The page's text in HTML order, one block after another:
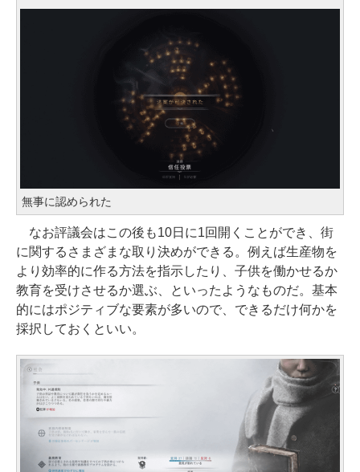
無事に認められた
なお評議会はこの後も10日に1回開くことができ、街
に関するさまざまな取り決めができる。例えば生産物を
より効率的に作る方法を指示したり、子供を働かせるか
教育を受けさせるか選ぶ、といったようなものだ。基本
的にはポジティブな要素が多いので、できるだけ何かを
採択しておくといい。